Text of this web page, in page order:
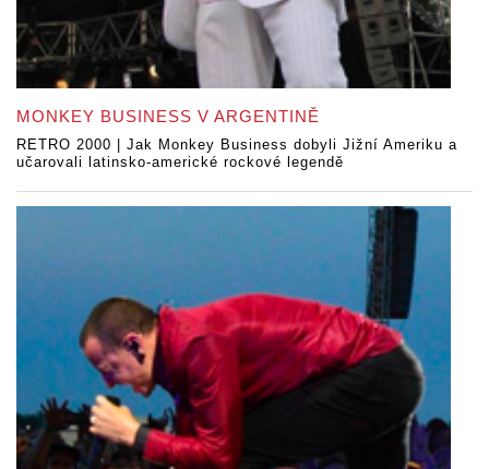
MONKEY BUSINESS V ARGENTINĚ
RETRO 2000 | Jak Monkey Business dobyli Jižní Ameriku a
učarovali latinsko-americké rockové legendě